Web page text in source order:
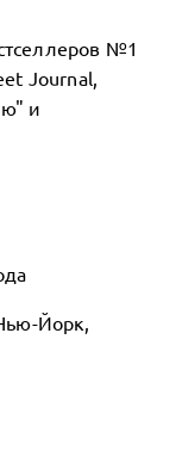
№1
Journal,
и
Йорк,